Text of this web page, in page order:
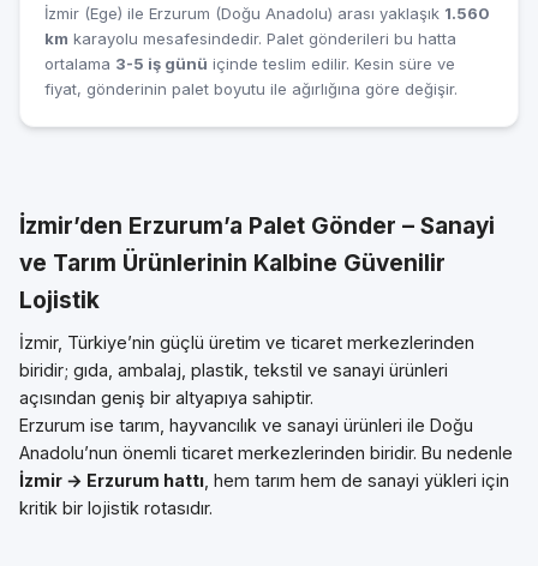
İzmir (Ege) ile Erzurum (Doğu Anadolu) arası yaklaşık 1.560
km karayolu mesafesindedir. Palet gönderileri bu hatta
ortalama 3-5 iş günü içinde teslim edilir. Kesin süre ve
fiyat, gönderinin palet boyutu ile ağırlığına göre değişir.
İzmir’den Erzurum’a Palet Gönder – Sanayi
ve Tarım Ürünlerinin Kalbine Güvenilir
Lojistik
İzmir, Türkiye’nin güçlü üretim ve ticaret merkezlerinden
biridir; gıda, ambalaj, plastik, tekstil ve sanayi ürünleri
açısından geniş bir altyapıya sahiptir.
Erzurum ise tarım, hayvancılık ve sanayi ürünleri ile Doğu
Anadolu’nun önemli ticaret merkezlerinden biridir. Bu nedenle
İzmir → Erzurum hattı , hem tarım hem de sanayi yükleri için
kritik bir lojistik rotasıdır.